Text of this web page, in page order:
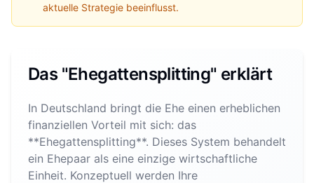
aktuelle Strategie beeinflusst.
Das "Ehegattensplitting" erklärt
In Deutschland bringt die Ehe einen erheblichen
finanziellen Vorteil mit sich: das
**Ehegattensplitting**. Dieses System behandelt
ein Ehepaar als eine einzige wirtschaftliche
Einheit. Konzeptuell werden Ihre